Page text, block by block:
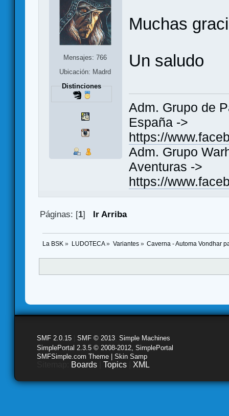
Mensajes: 766
Ubicación: Madrd
Distinciones
Muchas
Un saludo
Adm. Grupo de
España ->
https://
Adm. Grupo
Aventuras ->
https://
Páginas: [1] Ir Arriba
La BSK » LUDOTECA» Variantes» Caverna - Automa Vondhar
SMF 2.0.15 SMF © 2013 Simple Machines
SimplePortal 2.3.5 © 2008-2012, SimplePortal
SMFSimple.com Theme | Skin Samp
Boards Topics XML